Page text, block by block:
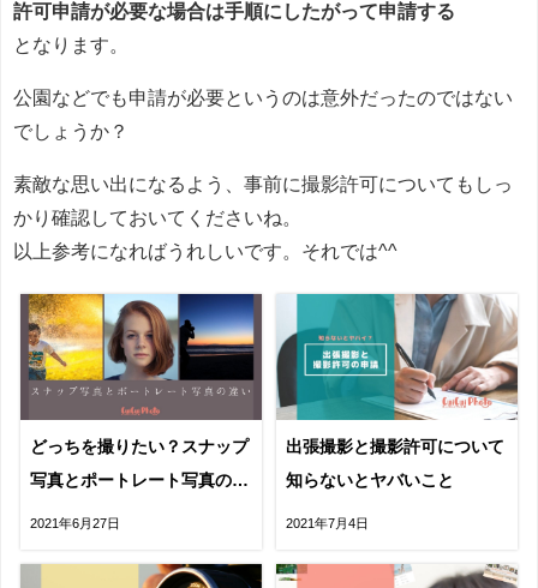
許可申請が必要な場合は手順にしたがって申請する
となります。
公園などでも申請が必要というのは意外だったのではない
でしょうか？
素敵な思い出になるよう、事前に撮影許可についてもしっ
かり確認しておいてくださいね。
以上参考になればうれしいです。それでは^^
どっちを撮りたい？スナップ
写真とポートレート写真の違
2021年6月27日
出張撮影と撮影許可について
知らないとヤバいこと
2021年7月4日